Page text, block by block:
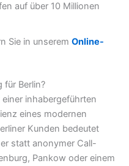
auf über 10 Millionen
Sie in unserem Online-
für Berlin?
inhabergeführten
eines modernen
Kunden bedeutet
statt anonymer Call-
Pankow oder einem